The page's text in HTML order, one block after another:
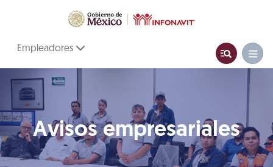
Empleadores
Avisos empresariales